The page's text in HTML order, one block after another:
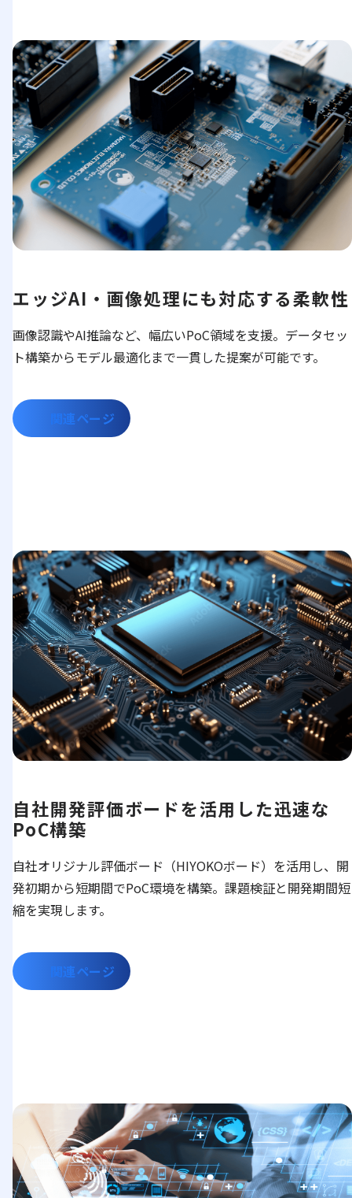
エッジAI・画像処理にも対応する柔軟性
画像認識やAI推論など、幅広いPoC領域を支援。データセッ
ト構築からモデル最適化まで一貫した提案が可能です。
関連ページ
自社開発評価ボードを活用した迅速な
PoC構築
自社オリジナル評価ボード（HIYOKOボード）を活用し、開
発初期から短期間でPoC環境を構築。課題検証と開発期間短
縮を実現します。
関連ページ